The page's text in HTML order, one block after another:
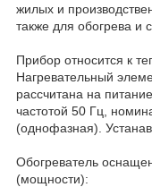
жилых и
также для обогрева и
Прибор относится к
Нагревательный
рассчитана на
частотой 50 Гц,
(однофазная).
Обогреватель
(мощности):